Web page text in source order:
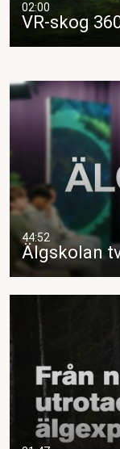
02:00
VR-skog
44:52
Älgskolan